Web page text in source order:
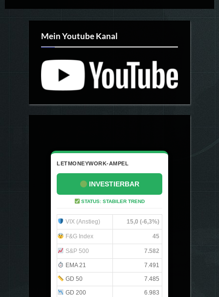
Mein Youtube Kanal
LETMONEYWORK-AMPEL
INVESTIERBAR
STATUS: STABILER TREND
VIX (Anstieg) 15,0 (-6,3%)
F&G Index 45
S&P 500 7.582
EMA 21
7.491
GD 50
7.485
GD 200
6.983